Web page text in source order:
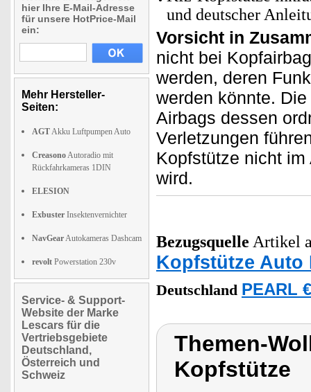
hier Ihre E-Mail-Adresse
für unsere HotPrice-Mail
ein:
Mehr Hersteller-
Seiten:
AGTAkku Luftpumpen Auto
CreasonoAutoradio mit
Rückfahrkameras 1DIN
ELESION
Exbuster Insektenvernichter
NavGearAutokameras Dashcam
revolt Powerstation 230v
Service- & Support-
Website der Marke
Lescars für die
Vertriebsgebiete
Deutschland,
Österreich und
Schweiz
und deutscher
Vorsicht in
nicht bei
werden, deren
werden könnte.
Airbags dessen
Verletzungen
Kopfstütze nicht
wird.
Bezugsquelle Artikel
Kopfstütze Auto
Deutschland PEARL
Themen-
Kopfstütze